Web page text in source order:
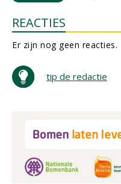
REACTIES
Er zijn nog geen reacties.
tip de redactie